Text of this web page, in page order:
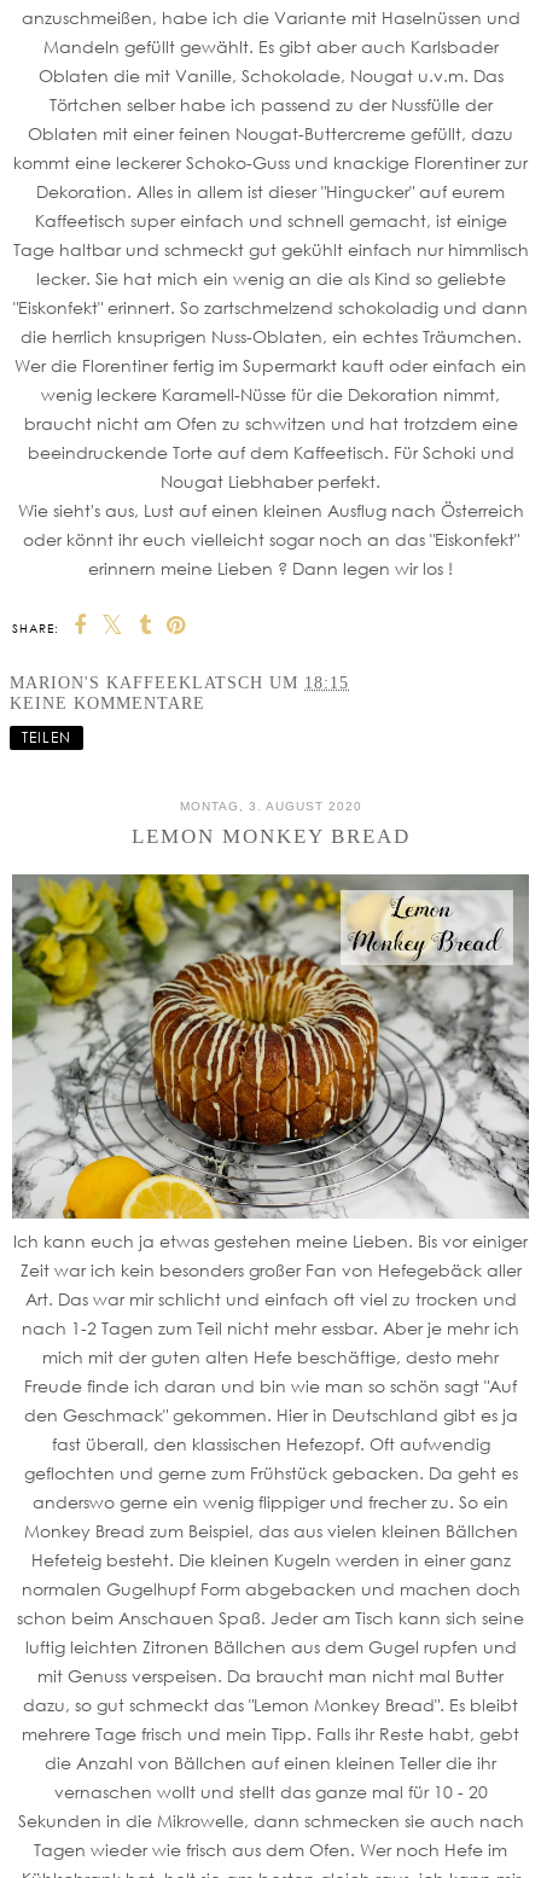
anzuschmeißen, habe ich die Variante mit Haselnüssen und
Mandeln gefüllt gewählt. Es gibt aber auch Karlsbader
Oblaten die mit Vanille, Schokolade, Nougat u.v.m. Das
Törtchen selber habe ich passend zu der Nussfülle der
Oblaten mit einer feinen Nougat-Buttercreme gefüllt, dazu
kommt eine leckerer Schoko-Guss und knackige Florentiner zur
Dekoration. Alles in allem ist dieser "Hingucker" auf eurem
Kaffeetisch super einfach und schnell gemacht, ist einige
Tage haltbar und schmeckt gut gekühlt einfach nur himmlisch
lecker. Sie hat mich ein wenig an die als Kind so geliebte
"Eiskonfekt" erinnert. So zartschmelzend schokoladig und dann
die herrlich knsuprigen Nuss-Oblaten, ein echtes Träumchen.
Wer die Florentiner fertig im Supermarkt kauft oder einfach ein
wenig leckere Karamell-Nüsse für die Dekoration nimmt,
braucht nicht am Ofen zu schwitzen und hat trotzdem eine
beeindruckende Torte auf dem Kaffeetisch. Für Schoki und
Nougat Liebhaber perfekt.
Wie sieht's aus, Lust auf einen kleinen Ausflug nach Österreich
oder könnt ihr euch vielleicht sogar noch an das "Eiskonfekt"
erinnern meine Lieben ? Dann legen wir los !
SHARE:
MARION'S KAFFEEKLATSCH UM 18:15
KEINE KOMMENTARE
TEILEN
MONTAG, 3. AUGUST 2020
LEMON MONKEY BREAD
Ich kann euch ja etwas gestehen meine Lieben. Bis vor einiger
Zeit war ich kein besonders großer Fan von Hefegebäck aller
Art. Das war mir schlicht und einfach oft viel zu trocken und
nach 1-2 Tagen zum Teil nicht mehr essbar. Aber je mehr ich
mich mit der guten alten Hefe beschäftige, desto mehr
Freude finde ich daran und bin wie man so schön sagt "Auf
den Geschmack" gekommen. Hier in Deutschland gibt es ja
fast überall, den klassischen Hefezopf. Oft aufwendig
geflochten und gerne zum Frühstück gebacken. Da geht es
anderswo gerne ein wenig flippiger und frecher zu. So ein
Monkey Bread zum Beispiel, das aus vielen kleinen Bällchen
Hefeteig besteht. Die kleinen Kugeln werden in einer ganz
normalen Gugelhupf Form abgebacken und machen doch
schon beim Anschauen Spaß. Jeder am Tisch kann sich seine
luftig leichten Zitronen Bällchen aus dem Gugel rupfen und
mit Genuss verspeisen. Da braucht man nicht mal Butter
dazu, so gut schmeckt das "Lemon Monkey Bread". Es bleibt
mehrere Tage frisch und mein Tipp. Falls ihr Reste habt, gebt
die Anzahl von Bällchen auf einen kleinen Teller die ihr
vernaschen wollt und stellt das ganze mal für 10 - 20
Sekunden in die Mikrowelle, dann schmecken sie auch nach
Tagen wieder wie frisch aus dem Ofen. Wer noch Hefe im